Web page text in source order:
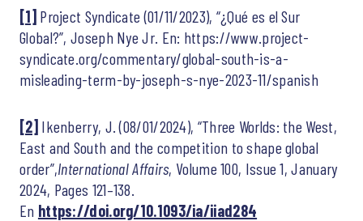
[1] Project Syndicate (01/11/2023), “¿Qué es el Sur
Global?”, Joseph Nye Jr. En: https://www.project-
syndicate.org/commentary/global-south-is-a-
misleading-term-by-joseph-s-nye-2023-11/spanish
[2] Ikenberry, J. (08/01/2024), “Three Worlds: the West,
East and South and the competition to shape global
order”,International Affairs, Volume 100, Issue 1, January
2024, Pages 121–138.
En https://doi.org/10.1093/ia/iiad284